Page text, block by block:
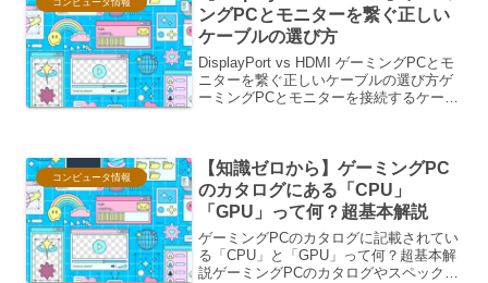
ングPCとモニターを繋ぐ正しい
ケーブルの選び方
DisplayPort vs HDMI ゲーミングPCとモ
ニターを繋ぐ正しいケーブルの選び方ゲ
ーミングPCとモニターを接続するケーブ
コンピュータ情報
【知識ゼロから】ゲーミングPC
のカタログにある「CPU」
「GPU」って何？超基本解説
ゲーミングPCのカタログに記載されてい
る「CPU」と「GPU」って何？超基本解
説ゲーミングPCのカタログやスペック表